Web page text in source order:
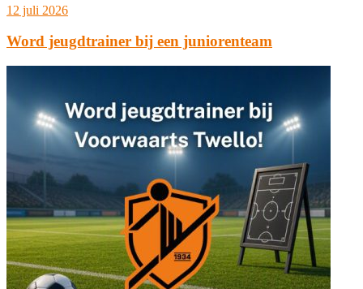
12 juli 2026
Word jeugdtrainer bij een juniorenteam